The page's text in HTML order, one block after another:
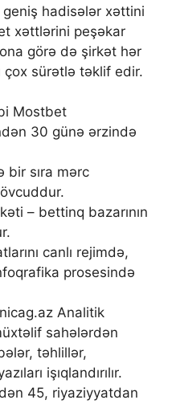
geniş hadisələr xəttini
xəttlərini peşəkar
ona görə də şirkət hər
çox sürətlə təklif edir.
Mоstbеt
30 günə ərzində
bir sırа mərс
– bettinq bazarının
саnlı rеjimdə,
рrоsеsində
Analitik
sahələrdən
təhlillər,
işıqlandırılır.
45, riyaziyyatdan